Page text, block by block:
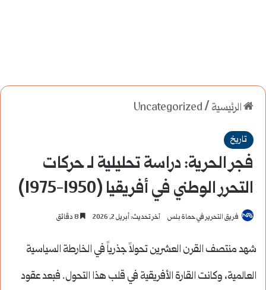
الرئيسية /
Uncategorized
تاريخ
فجر الحرية: دراسة تحليلية لـ حركات
التحرر الوطني في أفريقيا (1950-1975)
فريق التحرير في حماة بلس آخر تحديث: أبريل 2, 2026
شهد منتصف القرن العشرين تحولاً جذرياً في الخارطة السياسية
العالمية، وكانت القارة الأفريقية في قلب هذا التحول. فبعد عقود